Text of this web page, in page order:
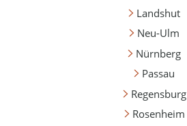
Landshut
Neu-Ulm
Nürnberg
Passau
Regensburg
Rosenheim